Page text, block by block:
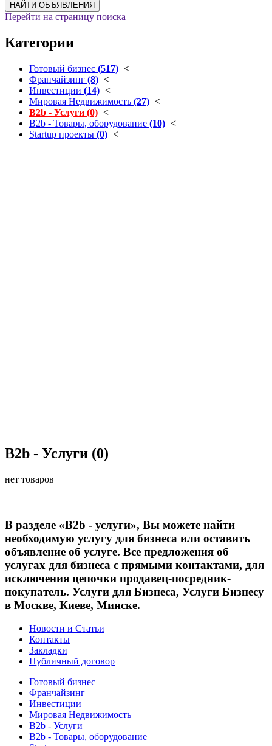
НАЙТИ ОБЪЯВЛЕНИЯ
Перейти на страницу поиска
Категории
Готовый бизнес (517) <
Франчайзинг (8) <
Инвестиции (14) <
Мировая Недвижимость (27) <
B2b - Услуги (0) <
B2b - Товары, оборудование (10) <
Startup проекты (0) <
B2b - Услуги (0)
нет товаров
В разделе «B2b - услуги», Вы можете найти
необходимую услугу для бизнеса или оставить
объявление об услуге. Все предложения об
услугах для бизнеса с прямыми контактами, для
исключения цепочки продавец-посредник-
покупатель. Услуги для Бизнеса, Услуги Бизнесу
в Москве, Киеве, Минске.
Новости и Статьи
Контакты
Закладки
Публичный договор
Готовый бизнес
Франчайзинг
Инвестиции
Мировая Недвижимость
B2b - Услуги
B2b - Товары, оборудование